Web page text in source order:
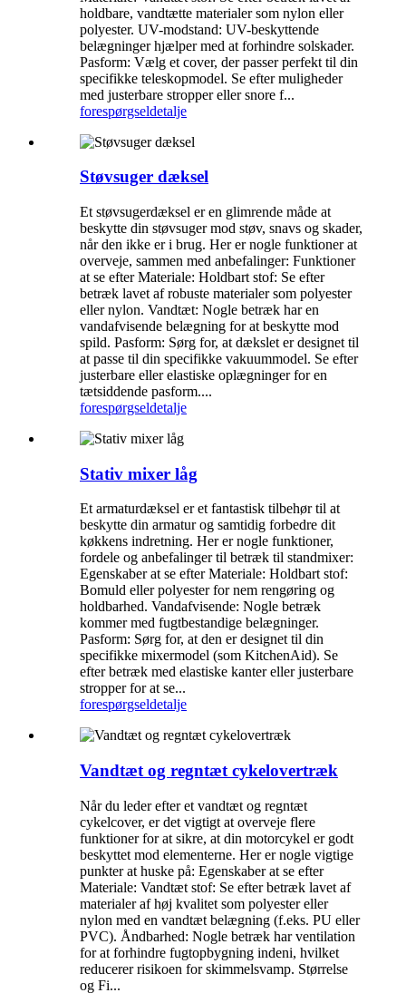
holdbare, vandtætte materialer som nylon eller
polyester. UV-modstand: UV-beskyttende
belægninger hjælper med at forhindre solskader.
Pasform: Vælg et cover, der passer perfekt til din
specifikke teleskopmodel. Se efter muligheder
med justerbare stropper eller snore f...
forespørgseldetalje
Støvsuger dæksel
Et støvsugerdæksel er en glimrende måde at
beskytte din støvsuger mod støv, snavs og skader,
når den ikke er i brug. Her er nogle funktioner at
overveje, sammen med anbefalinger: Funktioner
at se efter Materiale: Holdbart stof: Se efter
betræk lavet af robuste materialer som polyester
eller nylon. Vandtæt: Nogle betræk har en
vandafvisende belægning for at beskytte mod
spild. Pasform: Sørg for, at dækslet er designet til
at passe til din specifikke vakuummodel. Se efter
justerbare eller elastiske oplægninger for en
tætsiddende pasform....
forespørgseldetalje
Stativ mixer låg
Et armaturdæksel er et fantastisk tilbehør til at
beskytte din armatur og samtidig forbedre dit
køkkens indretning. Her er nogle funktioner,
fordele og anbefalinger til betræk til standmixer:
Egenskaber at se efter Materiale: Holdbart stof:
Bomuld eller polyester for nem rengøring og
holdbarhed. Vandafvisende: Nogle betræk
kommer med fugtbestandige belægninger.
Pasform: Sørg for, at den er designet til din
specifikke mixermodel (som KitchenAid). Se
efter betræk med elastiske kanter eller justerbare
stropper for at se...
forespørgseldetalje
Vandtæt og regntæt cykelovertræk
Når du leder efter et vandtæt og regntæt
cykelcover, er det vigtigt at overveje flere
funktioner for at sikre, at din motorcykel er godt
beskyttet mod elementerne. Her er nogle vigtige
punkter at huske på: Egenskaber at se efter
Materiale: Vandtæt stof: Se efter betræk lavet af
materialer af høj kvalitet som polyester eller
nylon med en vandtæt belægning (f.eks. PU eller
PVC). Åndbarhed: Nogle betræk har ventilation
for at forhindre fugtopbygning indeni, hvilket
reducerer risikoen for skimmelsvamp. Størrelse
og Fi...